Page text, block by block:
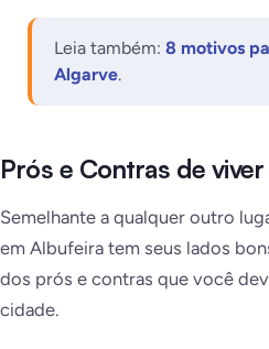
Leia também: 8 motivos
Algarve.
Prós e Contras de
Semelhante a qualquer outro
em Albufeira tem seus lados
dos prós e contras que você
cidade.